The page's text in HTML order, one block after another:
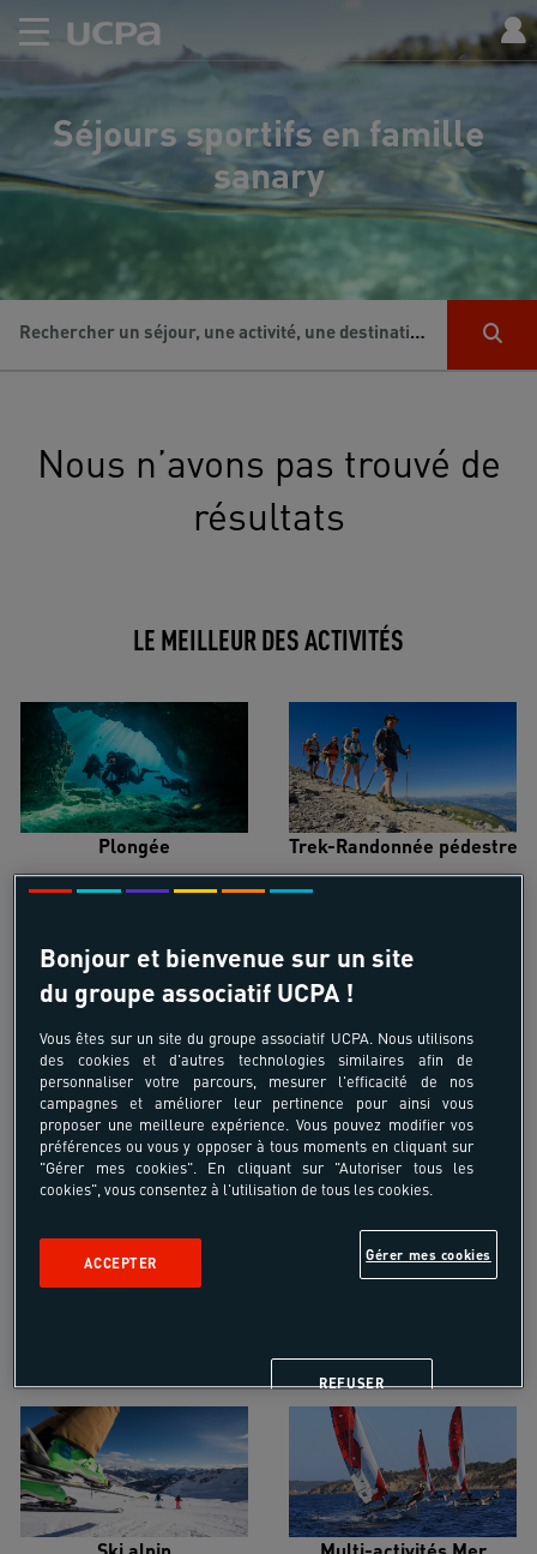
Séjours sportifs en famille
sanary
Rechercher un séjour, une activité, une destination...
Nous n’avons pas trouvé de
résultats
LE MEILLEUR DES ACTIVITÉS
Plongée Trek-Randonnée pédestre
Croisière voilier Alpinisme
Snowboard
Bonjour et bienvenue sur un site
du groupe associatif UCPA !
Vous êtes sur un site du groupe associatif UCPA. Nous utilisons
des cookies et d'autres technologies similaires afin de
personnaliser votre parcours, mesurer l'efficacité de nos
campagnes et améliorer leur pertinence pour ainsi vous
proposer une meilleure expérience. Vous pouvez modifier vos
préférences ou vous y opposer à tous moments en cliquant sur
"Gérer mes cookies". En cliquant sur "Autoriser tous les
cookies", vous consentez à l'utilisation de tous les cookies.
Gérer mes cookies
REFUSER
ACCEPTER